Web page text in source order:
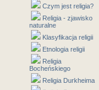
Czym jest religia?
Religia - zjawisko
naturalne
Klasyfikacja religii
Etnologia religii
Religia
Bocheńskiego
Religia Durkheima